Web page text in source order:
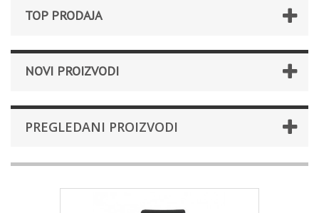
TOP PRODAJA
NOVI PROIZVODI
PREGLEDANI PROIZVODI